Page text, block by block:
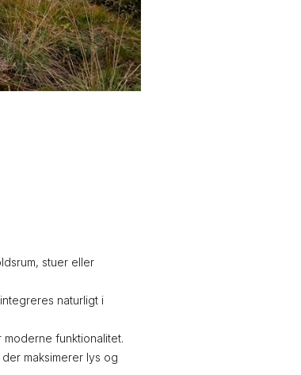
stuer eller
naturligt i
funktionalitet.
maksimerer lys og